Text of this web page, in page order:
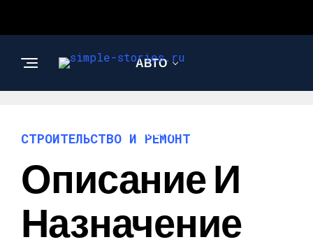
АВТО
РЕМОНТ
СТРОИТЕЛЬСТВО И РЕМОНТ
Описание И
Назначение